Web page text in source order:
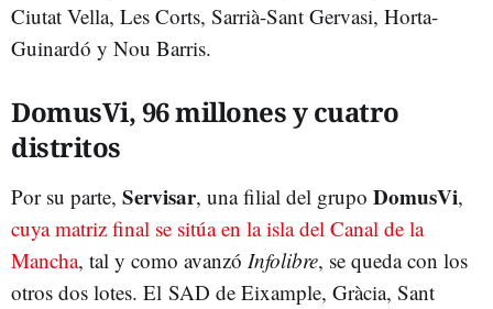
Ciutat Vella, Les Corts, Sarrià-Sant Gervasi, Horta-
Guinardó y Nou Barris.
DomusVi, 96 millones y cuatro
distritos
Por su parte, Servisar, una filial del grupo DomusVi,
cuya matriz final se sitúa en la isla del Canal de la
Mancha, tal y como avanzó Infolibre, se queda con los
otros dos lotes. El SAD de Eixample, Gràcia, Sant